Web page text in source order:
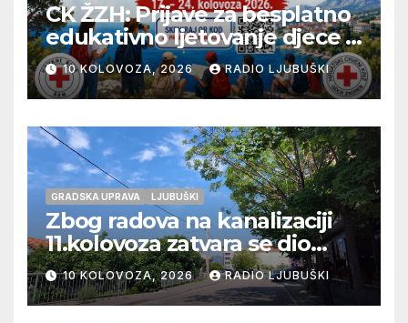
CK ŽZH: Prijave za besplatno
edukativno ljetovanje djece u
Novom Vinodolskom
10 KOLOVOZA, 2026 RADIO LJUBUŠKI
GRADSKA UPRAVA LJUBUŠKI
Zbog radova na kanalizaciji
11.kolovoza zatvara se dio
ulice Petra Barbarića
10 KOLOVOZA, 2026 RADIO LJUBUŠKI